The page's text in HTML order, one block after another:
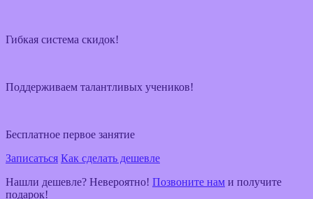
Гибкая система скидок!
Поддерживаем талантливых учеников!
Бесплатное первое занятие
Записаться Как сделать дешевле
Нашли дешевле? Невероятно! Позвоните нам и получите
подарок!